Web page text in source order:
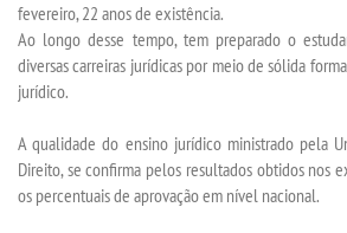
VESTIBULAR
INSCREVA-SE
TRANSFERÊNCIA
SEGUNDA GRADUAÇÃO
fevereiro, 22 anos de existência.
Ao longo desse tempo, tem preparado o
diversas carreiras jurídicas por meio de sólida
jurídico.
A qualidade do ensino jurídico ministrado pela
Direito, se confirma pelos resultados obtidos nos
os percentuais de aprovação em nível nacional.